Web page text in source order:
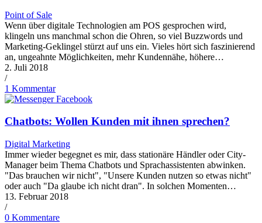
Point of Sale
Wenn über digitale Technologien am POS gesprochen wird,
klingeln uns manchmal schon die Ohren, so viel Buzzwords und
Marketing-Geklingel stürzt auf uns ein. Vieles hört sich faszinierend
an, ungeahnte Möglichkeiten, mehr Kundennähe, höhere…
2. Juli 2018
/
1 Kommentar
Chatbots: Wollen Kunden mit ihnen sprechen?
Digital Marketing
Immer wieder begegnet es mir, dass stationäre Händler oder City-
Manager beim Thema Chatbots und Sprachassistenten abwinken.
"Das brauchen wir nicht", "Unsere Kunden nutzen so etwas nicht"
oder auch "Da glaube ich nicht dran". In solchen Momenten…
13. Februar 2018
/
0 Kommentare